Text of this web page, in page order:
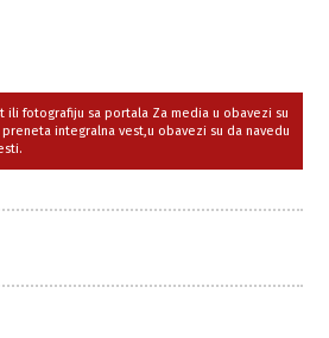
ili fotografiju sa portala Za media u obavezi su
integralna vest,u obavezi su da navedu